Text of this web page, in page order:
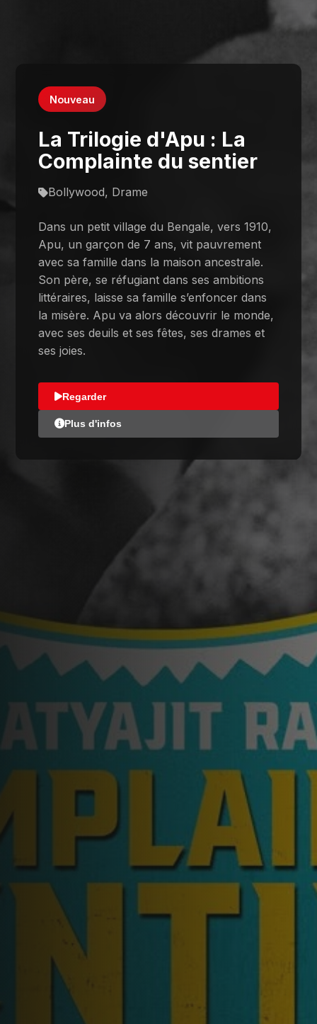
Nouveau
La Trilogie d'Apu : La
Complainte du sentier
Bollywood, Drame
Dans un petit village du Bengale, vers 1910,
Apu, un garçon de 7 ans, vit pauvrement
avec sa famille dans la maison ancestrale.
Son père, se réfugiant dans ses ambitions
littéraires, laisse sa famille s’enfoncer dans
la misère. Apu va alors découvrir le monde,
avec ses deuils et ses fêtes, ses drames et
ses joies.
Regarder
Plus d'infos